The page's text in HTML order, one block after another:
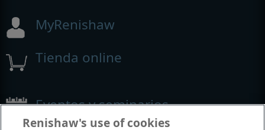
MyRenishaw
Tienda online
Eventos y seminarios
Renishaw's use of cookies